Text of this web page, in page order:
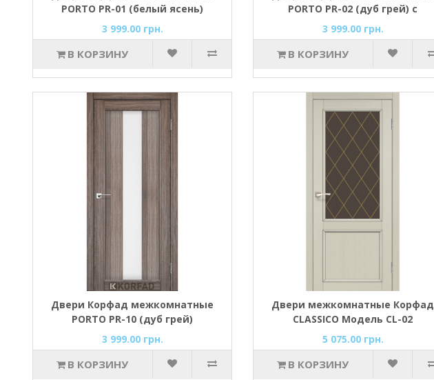
PORTO PR-01 (белый ясень)
3 999.00 грн.
В КОРЗИНУ
PORTO PR-02 (дуб грей) с
Бронзовым стеклом
3 999.00 грн.
В КОРЗИНУ
Двери Корфад межкомнатные
PORTO PR-10 (дуб грей)
3 999.00 грн.
В КОРЗИНУ
Двери межкомнатные Корфад
CLASSICO Модель CL-02
5 075.00 грн.
В КОРЗИНУ